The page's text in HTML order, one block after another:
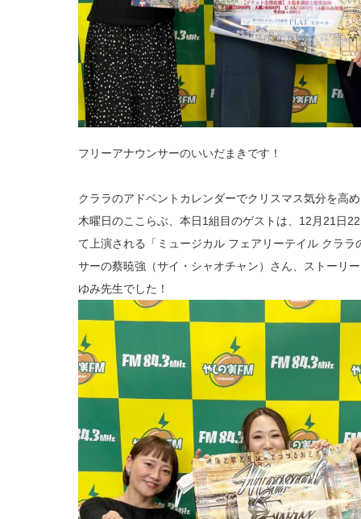
フリーアナウンサーのいいだまきです！
クララのアドベントカレンダーでクリスマス気分を高
木曜日のここらぶ、本日1組目のゲストは、12月21日
て上演される「ミュージカル フェアリーテイル クラ
サーの蔡暁強（サイ・シャオチャン）さん、ストーリ
ゆみ先生でした！